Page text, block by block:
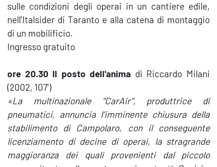
sulle condizioni degli operai in un cantiere edile,
nell'Italsider di Taranto e alla catena di montaggio
di un mobilificio.
Ingresso gratuito
ore 20.30 Il posto dell'anima di Riccardo Milani
(2002, 107')
«La multinazionale "CarAir", produttrice di
pneumatici, annuncia l'imminente chiusura della
stabilimento di Campolaro, con il conseguente
licenziamento di decine di operai, la stragrande
maggioranza dei quali provenienti dal piccolo